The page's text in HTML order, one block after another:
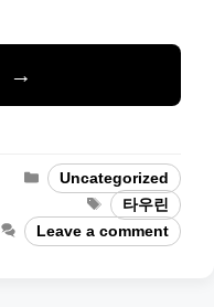
Categories
Uncategorized
Tags타우린
Leave a comment